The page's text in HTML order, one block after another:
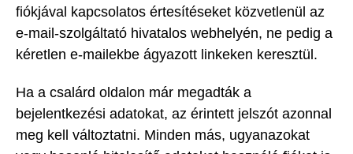
fiókjával kapcsolatos értesítéseket közvetlenül az
e-mail-szolgáltató hivatalos webhelyén, ne pedig a
kéretlen e-mailekbe ágyazott linkeken keresztül.
Ha a csalárd oldalon már megadták a
bejelentkezési adatokat, az érintett jelszót azonnal
meg kell változtatni. Minden más, ugyanazokat